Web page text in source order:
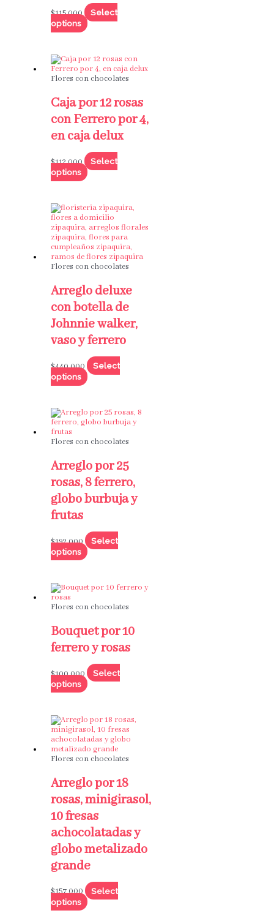
$115,000
Select
options
Flores con chocolates
Caja por 12 rosas
con Ferrero por 4,
en caja delux
$112,000
Select
options
Flores con chocolates
Arreglo deluxe
con botella de
Johnnie walker,
vaso y ferrero
$440,000
Select
options
Flores con chocolates
Arreglo por 25
rosas, 8 ferrero,
globo burbuja y
frutas
$192,000
Select
options
Flores con chocolates
Bouquet por 10
ferrero y rosas
$100,000
Select
options
Flores con chocolates
Arreglo por 18
rosas, minigirasol,
10 fresas
achocolatadas y
globo metalizado
grande
$157,000
Select
options